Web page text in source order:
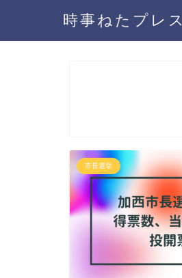
時事ねたプレス
市長選挙